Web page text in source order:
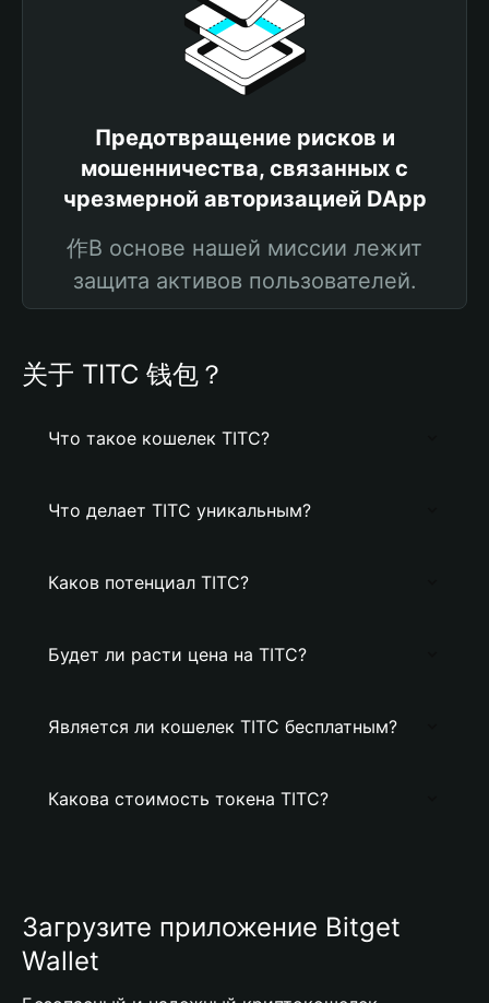
Предотвращение рисков и
мошенничества, связанных с
чрезмерной авторизацией DApp
作В основе нашей миссии лежит
защита активов пользователей.
关于 TITC 钱包？
Что такое кошелек TITC?
Что делает TITC уникальным?
Каков потенциал TITC?
Будет ли расти цена на TITC?
Является ли кошелек TITC бесплатным?
Какова стоимость токена TITC?
Загрузите приложение Bitget
Wallet